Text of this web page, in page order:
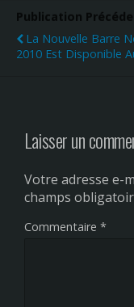
Publication
La Nouvelle Barre
2010 Est Disponible
Laisser un
Votre adresse e-
champs
Commentaire *